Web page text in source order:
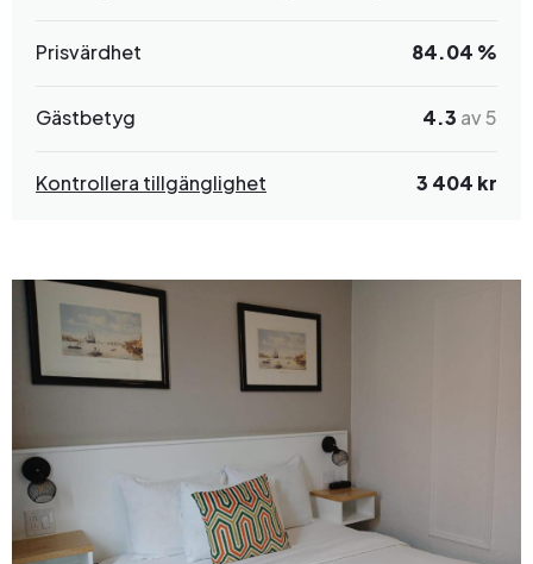
Prisvärdhet 84.04 %
Gästbetyg 4.3 av 5
Kontrollera tillgänglighet 3 404 kr